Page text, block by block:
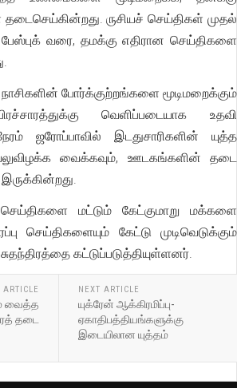
ருசியச் செய்திகள் முதல்
வரை, தமக்கு எதிரான செய்திகளை
போர்க்குற்றங்களை மூடிமறைக்கும்
வெளிப்படையாக உதவி
ஜரோப்பாவில் இடதுசாரிகளின் யுத்த
வலுவிழக்க வைக்கவும், ஊடகங்களின் தடை
மட்டும் கேட்குமாறு மக்களை
செய்திகளையும் கேட்டு முடிவெடுக்கும்
கட்டுப்படுத்தியுள்ளனர்.
ARTICLE
வைத்த
தடை
NEXT ARTICLE
யுக்ரேன் ஆக்கிரமிப்பு-
ஏகாதிபத்தியங்களுக்கு
இடையிலான யுத்தம்